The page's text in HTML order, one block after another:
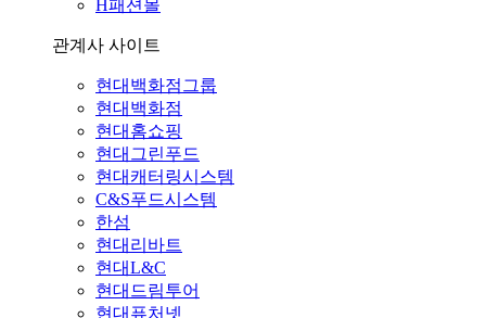
H패션몰
관계사 사이트
현대백화점그룹
현대백화점
현대홈쇼핑
현대그린푸드
현대캐터링시스템
C&S푸드시스템
한섬
현대리바트
현대L&C
현대드림투어
현대퓨처넷